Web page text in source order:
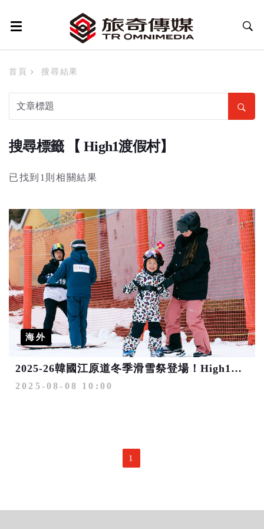
首頁 搜尋結果
搜尋標籤 【 High1渡假村】
已找到1則相關結果
海外
2025-26韓國江原道冬季滑雪祭登場！High1、龍平雙渡假村打造冬奧級滑雪體驗
2025-08-08 10:00
1